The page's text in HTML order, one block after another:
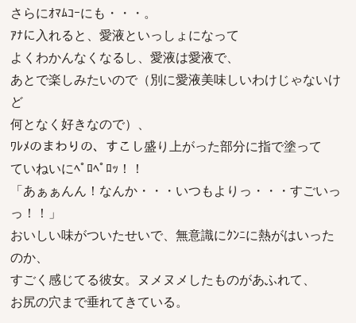
さらにｵﾏﾑｺｰにも・・・。
ｱﾅに入れると、愛液といっしょになって
よくわかんなくなるし、愛液は愛液で、
あとで楽しみたいので（別に愛液美味しいわけじゃないけ
ど
何となく好きなので）、
ﾜﾚﾒのまわりの、すこし盛り上がった部分に指で塗って
ていねいにﾍﾟﾛﾍﾟﾛｯ！！
「あぁぁんん！なんか・・・いつもよりっ・・・すごいっ
っ！！」
おいしい味がついたせいで、無意識にｸﾝﾆに熱がはいった
のか、
すごく感じてる彼女。ヌメヌメしたものがあふれて、
お尻の穴まで垂れてきている。